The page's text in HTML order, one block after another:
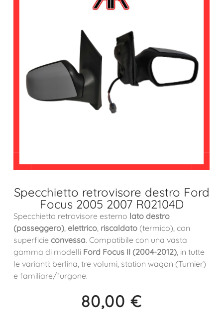
Specchietto retrovisore destro Ford
Focus 2005 2007 R02104D
Specchietto retrovisore esterno lato destro
(passeggero), elettrico, riscaldato(termico), con
superficie convessa. Compatibile con una vasta
gamma di modelli Ford Focus II (2004-2012), in tutte
le varianti: berlina, tre volumi, station wagon (Turnier)
e familiare/furgone.
80,00 €